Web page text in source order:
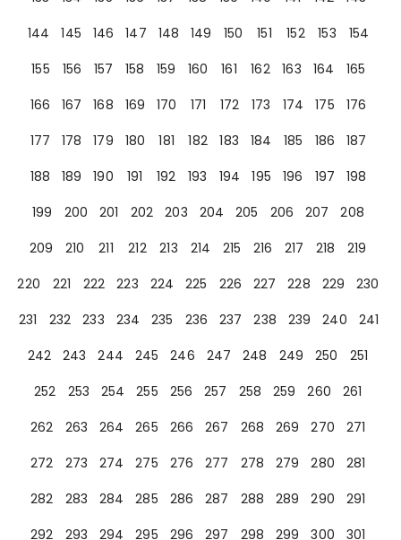
144
145 146 147 148 149 150 151 152 153
154
155
156 157 158 159 160 161 162 163 164
165
166
167 168 169 170 171 172 173 174 175
176
177
178 179 180 181 182 183 184 185 186
187
188
189 190 191 192 193 194 195 196 197
198
199
200 201 202 203 204 205 206 207
208
209
210 211 212 213 214 215 216 217 218
219
220
221 222 223 224 225 226 227 228 229
230
231
232 233 234 235 236 237 238 239 240
241
242
243 244 245 246 247 248 249 250
251
252
253 254 255 256 257 258 259 260
261
262
263 264 265 266 267 268 269 270
271
272
273 274 275 276 277 278 279 280
281
282
283 284 285 286 287 288 289 290
291
292
293 294 295 296 297 298 299 300 301